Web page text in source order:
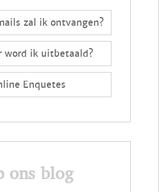
zal ik ontvangen?
word ik uitbetaald?
Enquetes
ons blog